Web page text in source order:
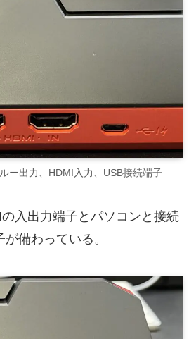
ー出力、HDMI入力、USB接続端子
入出力端子とパソコンと接続
備わっている。